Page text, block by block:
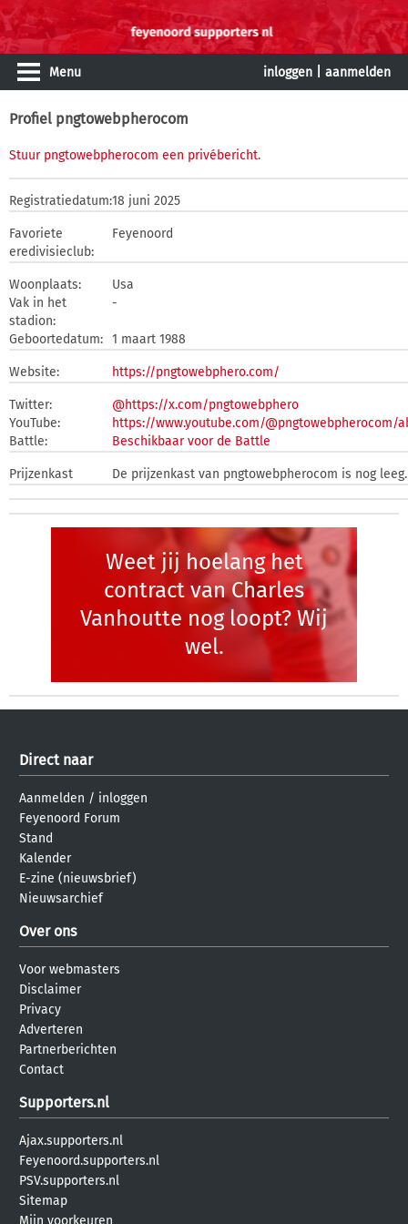
Menu inloggen aanmelden
Profiel pngtowebpherocom
Stuur pngtowebpherocom een privébericht.
Registratiedatum:18 juni 2025
Favoriete
eredivisieclub:
Feyenoord
Woonplaats:
Usa
Vak in het
stadion:
-
Geboortedatum: 1 maart 1988
Website: https://pngtowebphero.com/
Twitter:
@https://x.com/pngtowebphero
YouTube:
https://www.youtube.com/@pngtowebpherocom/
Battle:
Beschikbaar voor de Battle
Prijzenkast De prijzenkast van pngtowebpherocom is nog leeg.
Weet jij hoelang het
contract van Charles
Vanhoutte nog loopt? Wij
wel.
Direct naar
Aanmelden / inloggen
Feyenoord Forum
Stand
Kalender
E-zine (nieuwsbrief)
Nieuwsarchief
Over ons
Voor webmasters
Disclaimer
Privacy
Adverteren
Partnerberichten
Contact
Supporters.nl
Ajax.supporters.nl
Feyenoord.supporters.nl
PSV.supporters.nl
Sitemap
Mijn voorkeuren